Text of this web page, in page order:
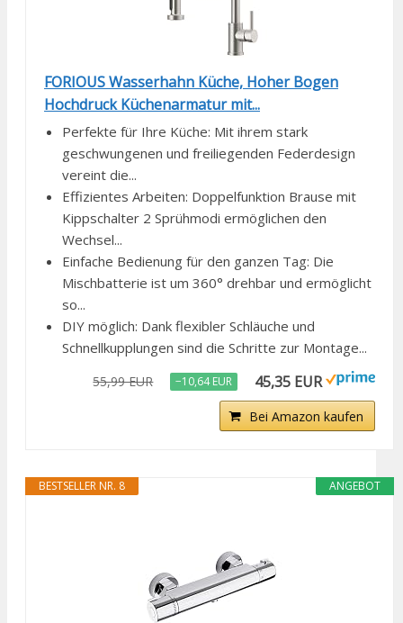
FORIOUS Wasserhahn Küche, Hoher Bogen
Hochdruck Küchenarmatur mit...
Perfekte für Ihre Küche: Mit ihrem stark
geschwungenen und freiliegenden Federdesign
vereint die...
Effizientes Arbeiten: Doppelfunktion Brause mit
Kippschalter 2 Sprühmodi ermöglichen den
Wechsel...
Einfache Bedienung für den ganzen Tag: Die
Mischbatterie ist um 360° drehbar und ermöglicht
so...
DIY möglich: Dank flexibler Schläuche und
Schnellkupplungen sind die Schritte zur Montage...
55,99 EUR −10,64 EUR 45,35 EUR
Bei Amazon kaufen
ANGEBOT
BESTSELLER NR. 8